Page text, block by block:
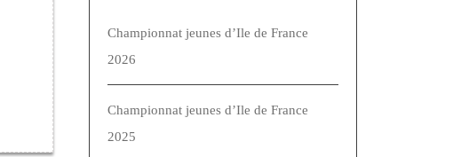
Championnat jeunes d’Ile de France
2026
Championnat jeunes d’Ile de France
2025